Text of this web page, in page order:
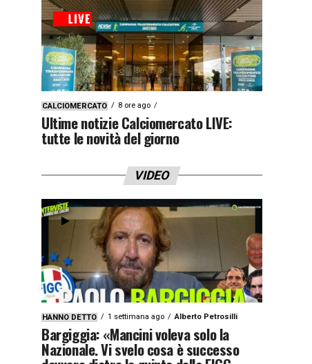
CALCIOMERCATO 8 ore ago
Ultime notizie Calciomercato LIVE:
tutte le novità del giorno
VIDEO
HANNO DETTO 1 settimana ago Alberto Petrosilli
Bargiggia: «Mancini voleva solo la
Nazionale. Vi svelo cosa è successo